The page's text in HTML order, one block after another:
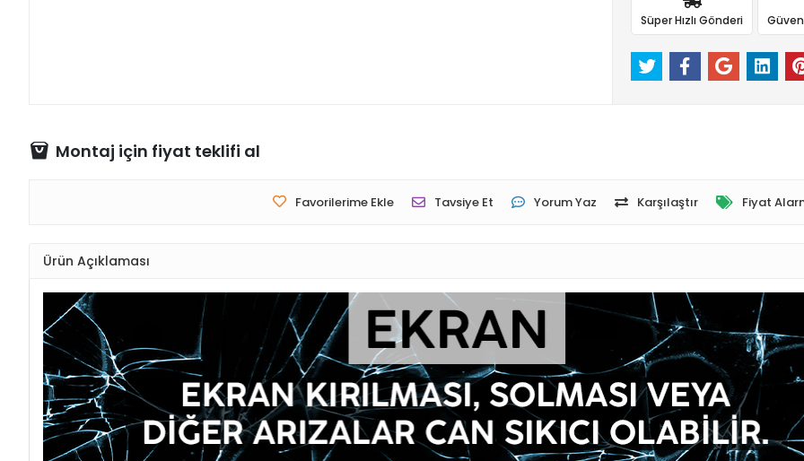
Süper Hızlı Gönderi
Montaj için fiyat teklifi al
Favorilerime Ekle Tavsiye Et Yorum Yaz Karşılaştır Fiyat
Ürün Açıklaması